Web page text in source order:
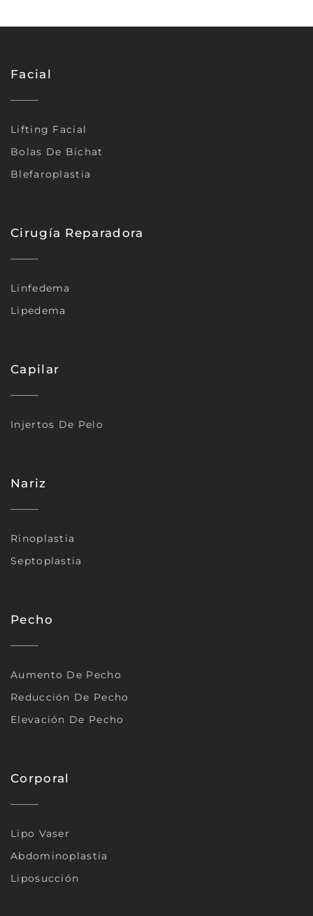
Facial
Lifting Facial
Bolas De Bichat
Blefaroplastia
Cirugía Reparadora
Linfedema
Lipedema
Capilar
Injertos De Pelo
Nariz
Rinoplastia
Septoplastia
Pecho
Aumento De Pecho
Reducción De Pecho
Elevación De Pecho
Corporal
Lipo Vaser
Abdominoplastia
Liposucción